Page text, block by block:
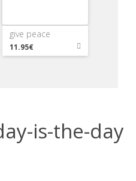
give peace
11.95€
is-the-day